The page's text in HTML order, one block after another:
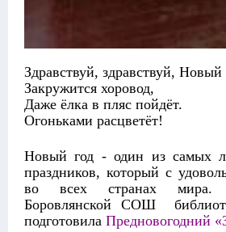
Здравствуй, здравствуй, Новый
Закружится хоровод,
Даже ёлка в пляс пойдёт.
Огоньками расцветёт!
Новый год - один из самых
праздников, который с
во всех странах мира.
Боровлянской СОШ
подготовила Предновогодний